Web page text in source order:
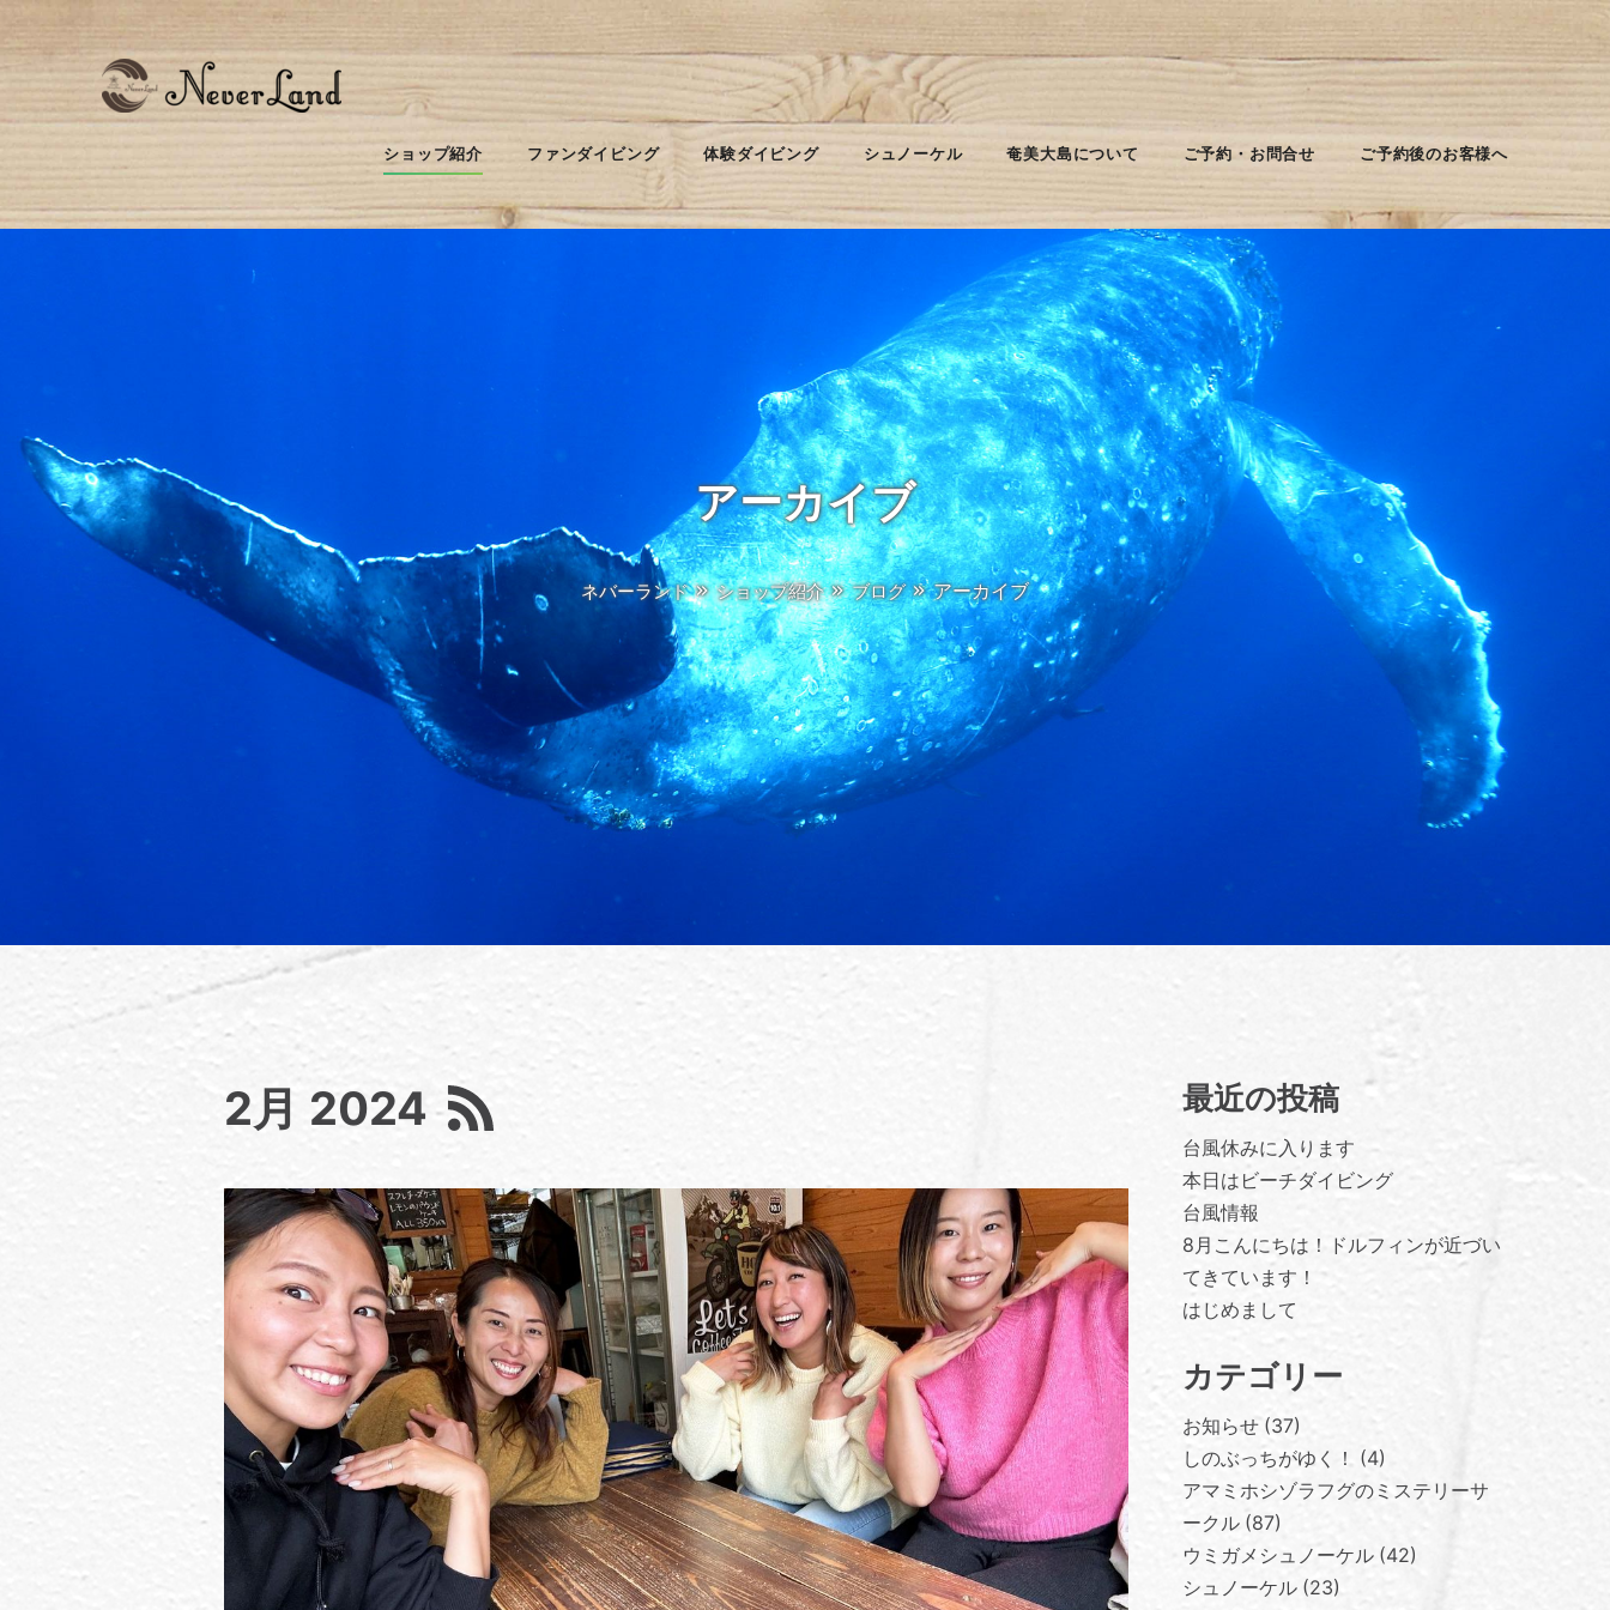
ショップ紹介 ファンダイビング 体験ダイビング シュノーケル 奄美大島について ご予約・お問合せ ご予約後のお客様へ
アーカイブ
ネバーランド ショップ紹介 ブログ アーカイブ
2月 2024 最近の投稿
台風休みに入ります
本日はビーチダイビング
台風情報
8月こんにちは！ドルフィンが近づい
てきています！
はじめまして
カテゴリー
お知らせ 37
しのぶっちがゆく！
4
アマミホシゾラフグのミステリーサ
ークル 87
ウミガメシュノーケル 42
シュノーケル 23